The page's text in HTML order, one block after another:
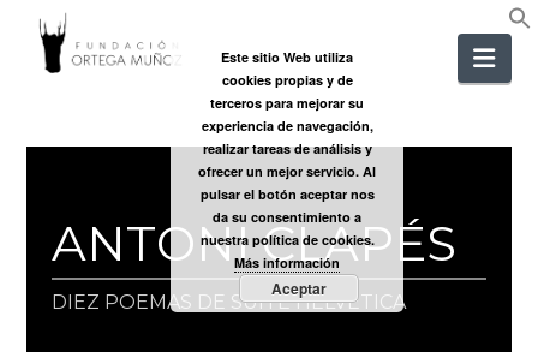
ORTEGA
MUÑOZ
ANTONI CLAPÉS
DIEZ POEMAS DE SUITE HELVÈTICA
Este sitio Web utiliza
cookies propias y de
terceros para mejorar su
experiencia de navegación,
realizar tareas de análisis y
ofrecer un mejor servicio. Al
pulsar el botón aceptar nos
da su consentimiento a
nuestra política de cookies.
Más información
Aceptar